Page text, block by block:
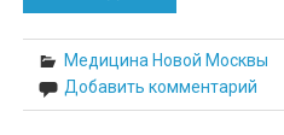
Медицина Новой Москвы
Добавить комментарий